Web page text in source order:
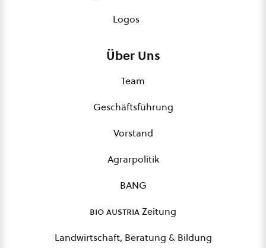
Logos
Über Uns
Team
Geschäftsführung
Vorstand
Agrarpolitik
BANG
bio austriaZeitung
Landwirtschaft, Beratung & Bildung